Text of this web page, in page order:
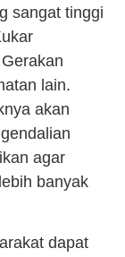
sangat tinggi
lain.
akan
agar
banyak
dapat